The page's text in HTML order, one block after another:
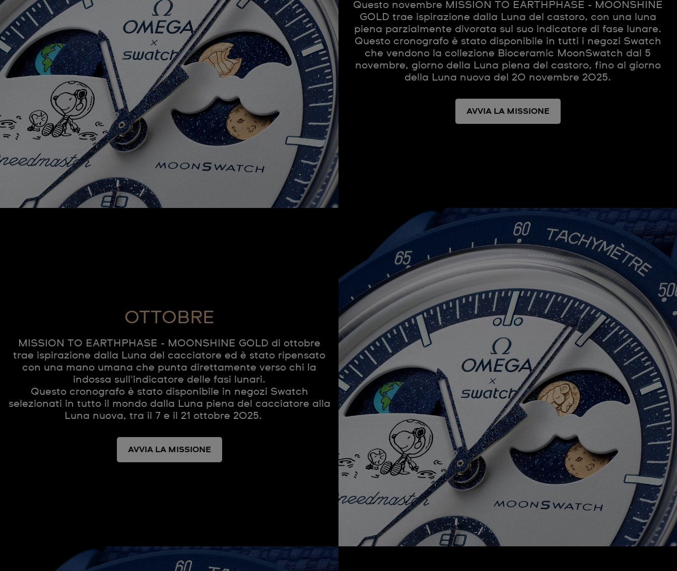
Questo novembre MISSION TO EARTHPHASE - MOONSHINE
GOLD trae ispirazione dalla Luna del castoro, con una luna
piena parzialmente divorata sul suo indicatore di fase lunare.
Questo cronografo è stato disponibile in tutti i negozi Swatch
che vendono la collezione Bioceramic MoonSwatch dal 5
novembre, giorno della Luna piena del castoro, fino al giorno
della Luna nuova del 20 novembre 2025.
AVVIA LA MISSIONE
OTTOBRE
MISSION TO EARTHPHASE - MOONSHINE GOLD di ottobre
trae ispirazione dalla Luna del cacciatore ed è stato ripensato
con una mano umana che punta direttamente verso chi la
indossa sull'indicatore delle fasi lunari.
Questo cronografo è stato disponibile in negozi Swatch
selezionati in tutto il mondo dalla Luna piena del cacciatore alla
Luna nuova, tra il 7 e il 21 ottobre 2025.
AVVIA LA MISSIONE